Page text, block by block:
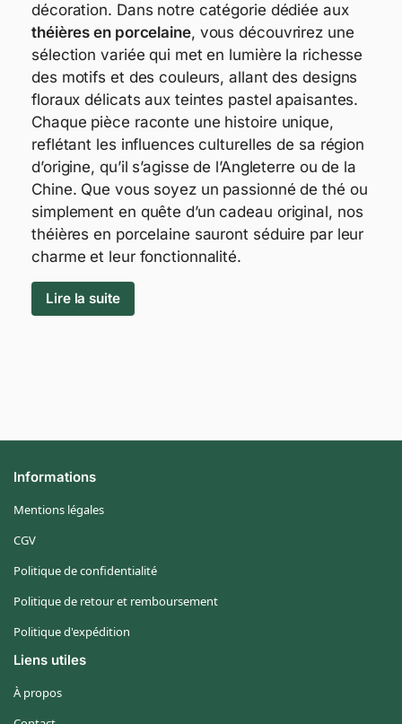
décoration. Dans notre catégorie dédiée aux
théières en porcelaine, vous découvrirez une
sélection variée qui met en lumière la richesse
des motifs et des couleurs, allant des designs
floraux délicats aux teintes pastel apaisantes.
Chaque pièce raconte une histoire unique,
reflétant les influences culturelles de sa région
d’origine, qu’il s’agisse de l’Angleterre ou de la
Chine. Que vous soyez un passionné de thé ou
simplement en quête d’un cadeau original, nos
théières en porcelaine sauront séduire par leur
charme et leur fonctionnalité.
Lire la suite
Informations
Mentions légales
CGV
Politique de confidentialité
Politique de retour et remboursement
Politique d'expédition
Liens utiles
À propos